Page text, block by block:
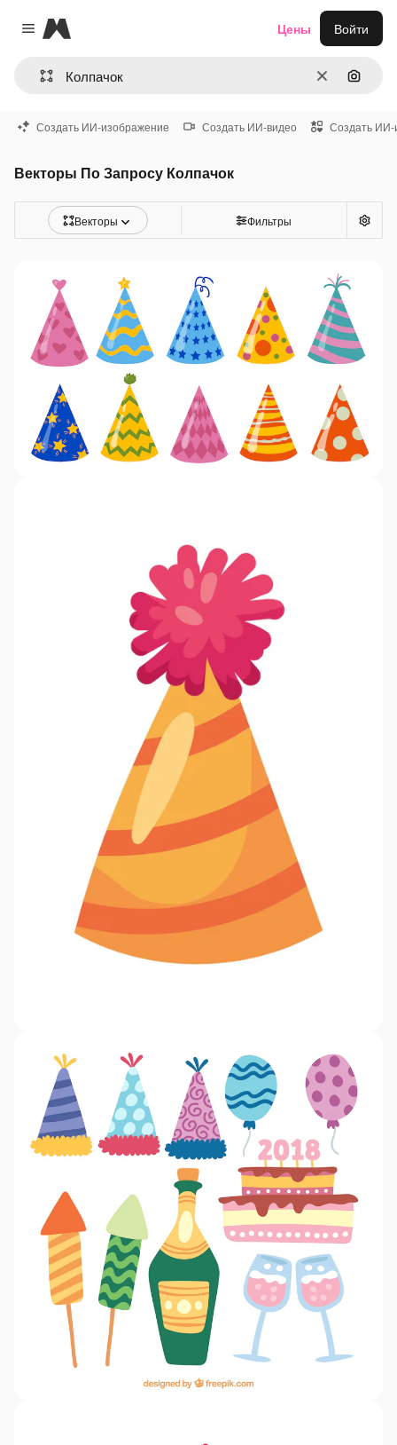
Close menu
Magnific
ОчиститьПоиск
Цены Войти
Создать ИИ-изображение Создать ИИ-видео Создать ИИ-
Векторы По Запросу Колпачок
Векторы Фильтры